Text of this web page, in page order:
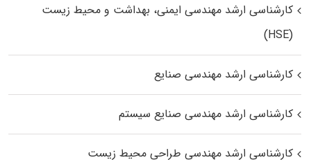
کارشناسی ارشد مهندسی ایمنی، بهداشت و محیط زیست
(HSE)
کارشناسی ارشد مهندسی صنایع
کارشناسی ارشد مهندسی صنایع سیستم
کارشناسی ارشد مهندسی طراحی محیط زیست